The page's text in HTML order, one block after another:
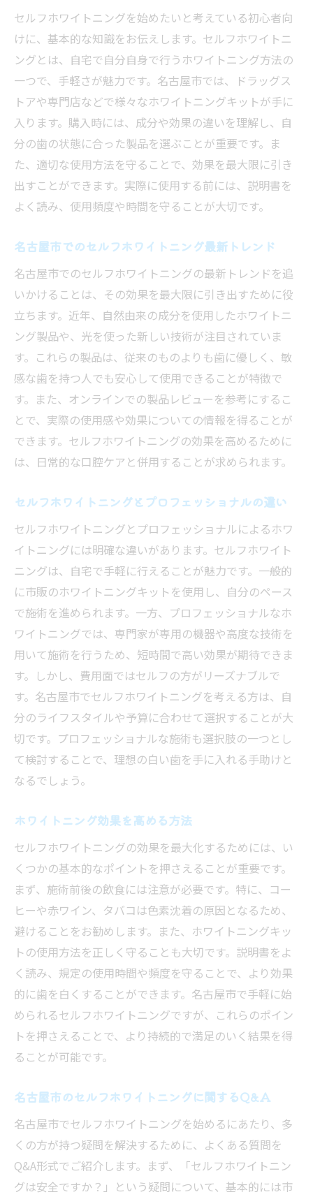
セルフホワイトニングを始めたいと考えている初心者向
けに、基本的な知識をお伝えします。セルフホワイトニ
ングとは、自宅で自分自身で行うホワイトニング方法の
一つで、手軽さが魅力です。名古屋市では、ドラッグス
トアや専門店などで様々なホワイトニングキットが手に
入ります。購入時には、成分や効果の違いを理解し、自
分の歯の状態に合った製品を選ぶことが重要です。ま
た、適切な使用方法を守ることで、効果を最大限に引き
出すことができます。実際に使用する前には、説明書を
よく読み、使用頻度や時間を守ることが大切です。
名古屋市でのセルフホワイトニング最新トレンド
名古屋市でのセルフホワイトニングの最新トレンドを追
いかけることは、その効果を最大限に引き出すために役
立ちます。近年、自然由来の成分を使用したホワイトニ
ング製品や、光を使った新しい技術が注目されていま
す。これらの製品は、従来のものよりも歯に優しく、敏
感な歯を持つ人でも安心して使用できることが特徴で
す。また、オンラインでの製品レビューを参考にするこ
とで、実際の使用感や効果についての情報を得ることが
できます。セルフホワイトニングの効果を高めるために
は、日常的な口腔ケアと併用することが求められます。
セルフホワイトニングとプロフェッショナルの違い
セルフホワイトニングとプロフェッショナルによるホワ
イトニングには明確な違いがあります。セルフホワイト
ニングは、自宅で手軽に行えることが魅力です。一般的
に市販のホワイトニングキットを使用し、自分のペース
で施術を進められます。一方、プロフェッショナルなホ
ワイトニングでは、専門家が専用の機器や高度な技術を
用いて施術を行うため、短時間で高い効果が期待できま
す。しかし、費用面ではセルフの方がリーズナブルで
す。名古屋市でセルフホワイトニングを考える方は、自
分のライフスタイルや予算に合わせて選択することが大
切です。プロフェッショナルな施術も選択肢の一つとし
て検討することで、理想の白い歯を手に入れる手助けと
なるでしょう。
ホワイトニング効果を高める方法
セルフホワイトニングの効果を最大化するためには、い
くつかの基本的なポイントを押さえることが重要です。
まず、施術前後の飲食には注意が必要です。特に、コー
ヒーや赤ワイン、タバコは色素沈着の原因となるため、
避けることをお勧めします。また、ホワイトニングキッ
トの使用方法を正しく守ることも大切です。説明書をよ
く読み、規定の使用時間や頻度を守ることで、より効果
的に歯を白くすることができます。名古屋市で手軽に始
められるセルフホワイトニングですが、これらのポイン
トを押さえることで、より持続的で満足のいく結果を得
ることが可能です。
名古屋市のセルフホワイトニングに関するQ&A
名古屋市でセルフホワイトニングを始めるにあたり、多
くの方が持つ疑問を解決するために、よくある質問を
Q&A形式でご紹介します。まず、「セルフホワイトニン
グは安全ですか？」という疑問について、基本的には市